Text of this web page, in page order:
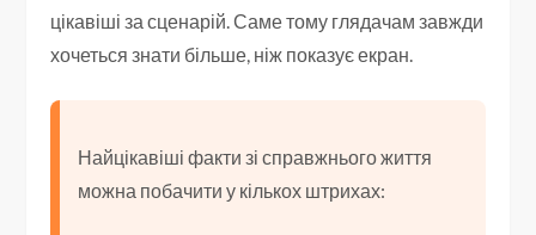
цікавіші за сценарій. Саме тому глядачам завжди
хочеться знати більше, ніж показує екран.
Найцікавіші факти зі справжнього життя
можна побачити у кількох штрихах: